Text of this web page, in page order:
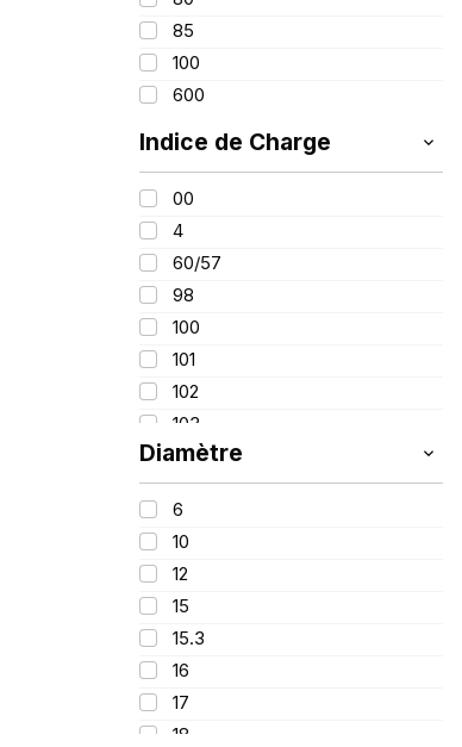
11.50
12.40
12.50
13.60
14.90
15X
16.5
16.90
18.40
23.10
500
85
100
600
Indice de Charge
00
4
60/57
98
100
101
102
103
106
109
110
111
116
133/131
141
144
149
Diamètre
6
10
12
15
15.3
16
17
18